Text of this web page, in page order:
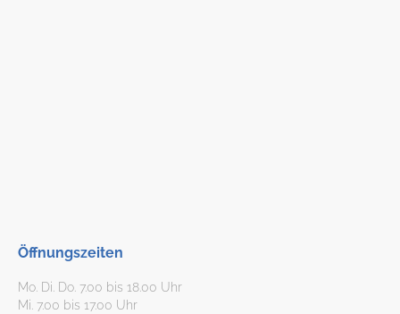
Öffnungszeiten
Mo. Di. Do. 7.00 bis 18.00 Uhr
Mi. 7.00 bis 17.00 Uhr